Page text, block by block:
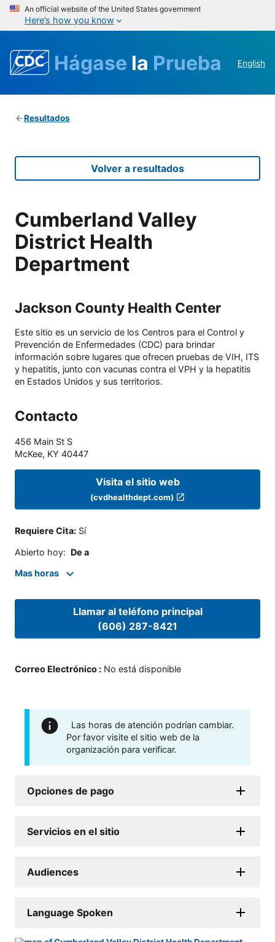
An official website of the United States government
Here’s how you know
Hágase la Prueba English
Resultados
Volver a resultados
Cumberland Valley
District Health
Department
Jackson County Health Center
Este sitio es un servicio de los Centros para el Control y
Prevención de Enfermedades (CDC) para brindar
información sobre lugares que ofrecen pruebas de VIH, ITS
y hepatitis, junto con vacunas contra el VPH y la hepatitis
en Estados Unidos y sus territorios.
Contacto
456 Main St S
McKee, KY 40447
Visita el sitio web
(cvdhealthdept.com)
Requiere Cita: Sí
Abierto hoy: De a
Mas horas
Llamar al teléfono principal
(606) 287-8421
Correo Electrónico : No está disponible
Las horas de atención podrían cambiar.
Por favor visite el sitio web de la
organización para verificar.
Opciones de pago
Servicios en el sitio
Audiences
Language Spoken